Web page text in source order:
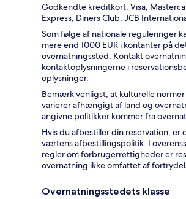
Godkendte kreditkort: Visa,
Express, Diners Club, JCB
Som følge af nationale reguleringer
mere end 1000 EUR i kontanter på
overnatningssted. Kontakt
kontaktoplysningerne i
oplysninger.
Bemærk venligst, at kulturelle
varierer afhængigt af land og
angivne politikker kommer fra
Hvis du afbestiller din reservation,
værtens afbestillingspolitik. I
regler om forbrugerrettigheder er
overnatning ikke omfattet af
Overnatningsstedets klasse